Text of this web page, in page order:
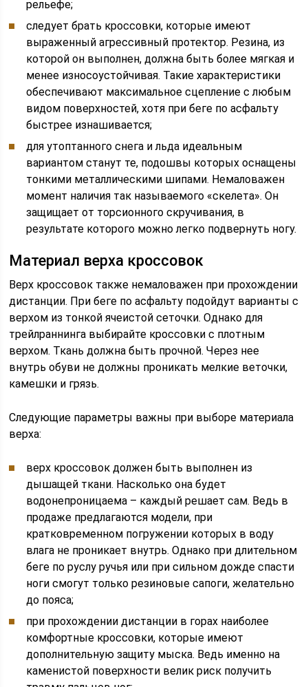
рельефе;
следует брать кроссовки, которые имеют
выраженный агрессивный протектор. Резина, из
которой он выполнен, должна быть более мягкая и
менее износоустойчивая. Такие характеристики
обеспечивают максимальное сцепление с любым
видом поверхностей, хотя при беге по асфальту
быстрее изнашивается;
для утоптанного снега и льда идеальным
вариантом станут те, подошвы которых оснащены
тонкими металлическими шипами. Немаловажен
момент наличия так называемого «скелета». Он
защищает от торсионного скручивания, в
результате которого можно легко подвернуть ногу.
Материал верха кроссовок
Верх кроссовок также немаловажен при прохождении
дистанции. При беге по асфальту подойдут варианты с
верхом из тонкой ячеистой сеточки. Однако для
трейлраннинга выбирайте кроссовки с плотным
верхом. Ткань должна быть прочной. Через нее
внутрь обуви не должны проникать мелкие веточки,
камешки и грязь.
Следующие параметры важны при выборе материала
верха:
верх кроссовок должен быть выполнен из
дышащей ткани. Насколько она будет
водонепроницаема – каждый решает сам. Ведь в
продаже предлагаются модели, при
кратковременном погружении которых в воду
влага не проникает внутрь. Однако при длительном
беге по руслу ручья или при сильном дожде спасти
ноги смогут только резиновые сапоги, желательно
до пояса;
при прохождении дистанции в горах наиболее
комфортные кроссовки, которые имеют
дополнительную защиту мыска. Ведь именно на
каменистой поверхности велик риск получить